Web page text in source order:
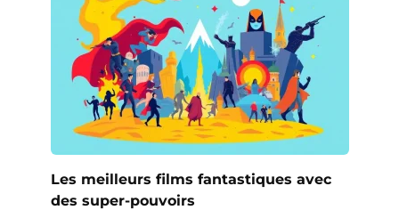
Les meilleurs films fantastiques avec
des super-pouvoirs